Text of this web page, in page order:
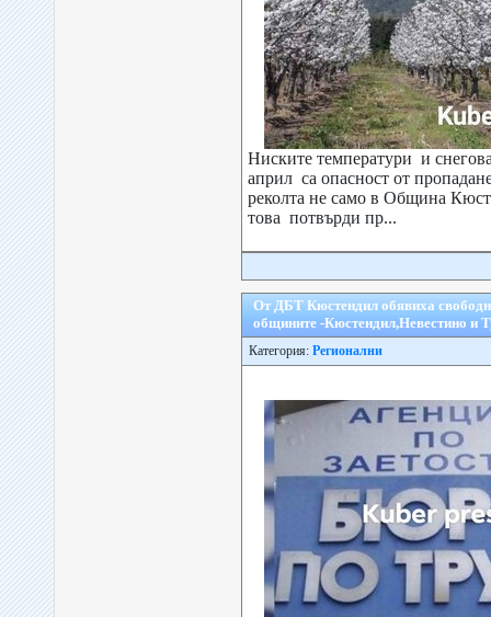
Ниските температури и
април са опасност от
реколта не само в Община
това потвърди пр...
От ДБТ Кюстендил обявиха
общините -Кюстендил,Невестино и
Категория: Регионални